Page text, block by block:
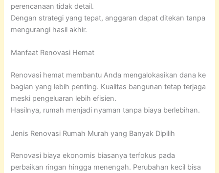
perencanaan tidak detail.
Dengan strategi yang tepat, anggaran dapat ditekan tanpa
mengurangi hasil akhir.
Manfaat Renovasi Hemat
Renovasi hemat membantu Anda mengalokasikan dana ke
bagian yang lebih penting. Kualitas bangunan tetap terjaga
meski pengeluaran lebih efisien.
Hasilnya, rumah menjadi nyaman tanpa biaya berlebihan.
Jenis Renovasi Rumah Murah yang Banyak Dipilih
Renovasi biaya ekonomis biasanya terfokus pada
perbaikan ringan hingga menengah. Perubahan kecil bisa